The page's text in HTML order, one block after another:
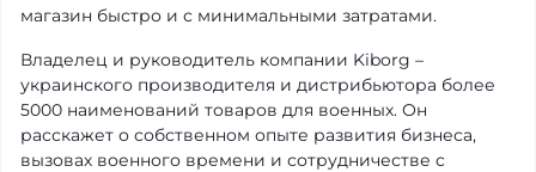
магазин быстро и с минимальными затратами.
Владелец и руководитель компании Kiborg –
украинского производителя и дистрибьютора более
5000 наименований товаров для военных. Он
расскажет о собственном опыте развития бизнеса,
вызовах военного времени и сотрудничестве с